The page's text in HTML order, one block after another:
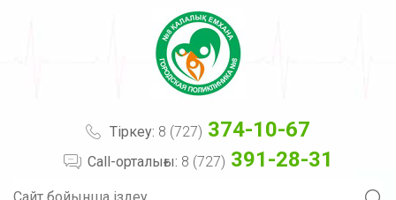
Тіркеу: 8 (727) 374-10-67
Call-орталығы: 8 (727) 391-28-31